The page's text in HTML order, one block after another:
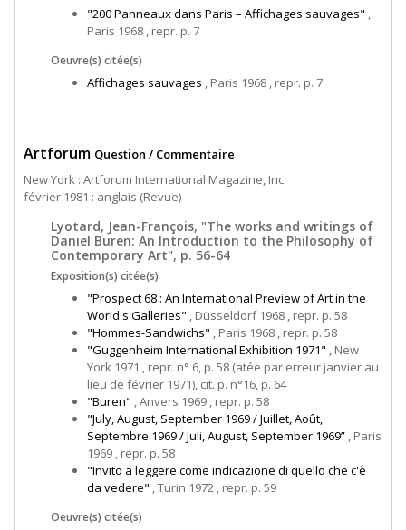
"200 Panneaux dans Paris – Affichages sauvages" ,
Paris 1968 , repr. p. 7
Oeuvre(s) citée(s)
Affichages sauvages , Paris 1968 , repr. p. 7
Artforum Question / Commentaire
New York : Artforum International Magazine, Inc.
février 1981 : anglais (Revue)
Lyotard, Jean-François, "The works and writings of
Daniel Buren: An Introduction to the Philosophy of
Contemporary Art", p. 56-64
Exposition(s) citée(s)
"Prospect 68 : An International Preview of Art in the
World's Galleries" , Düsseldorf 1968 , repr. p. 58
"Hommes-Sandwichs" , Paris 1968 , repr. p. 58
"Guggenheim International Exhibition 1971" , New
York 1971 , repr. n° 6, p. 58 (atée par erreur janvier au
lieu de février 1971), cit. p. n°16, p. 64
"Buren" , Anvers 1969 , repr. p. 58
"July, August, September 1969 / Juillet, Août,
Septembre 1969 / Juli, August, September 1969” , Paris
1969 , repr. p. 58
"Invito a leggere come indicazione di quello che c'è
da vedere" , Turin 1972 , repr. p. 59
Oeuvre(s) citée(s)